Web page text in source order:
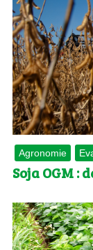
Agronomie
Soja OGM :